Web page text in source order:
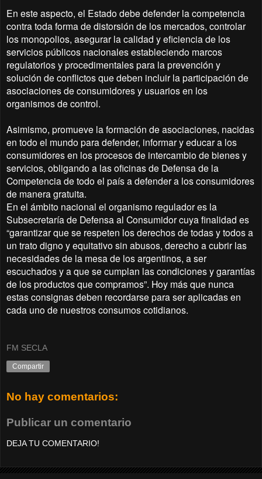
En este aspecto, el Estado debe defender la competencia
contra toda forma de distorsión de los mercados, controlar
los monopolios, asegurar la calidad y eficiencia de los
servicios públicos nacionales estableciendo marcos
regulatorios y procedimentales para la prevención y
solución de conflictos que deben incluir la participación de
asociaciones de consumidores y usuarios en los
organismos de control.
Asimismo, promueve la formación de asociaciones, nacidas
en todo el mundo para defender, informar y educar a los
consumidores en los procesos de intercambio de bienes y
servicios, obligando a las oficinas de Defensa de la
Competencia de todo el país a defender a los consumidores
de manera gratuita.
En el ámbito nacional el organismo regulador es la
Subsecretaría de Defensa al Consumidor cuya finalidad es
“garantizar que se respeten los derechos de todas y todos a
un trato digno y equitativo sin abusos, derecho a cubrir las
necesidades de la mesa de los argentinos, a ser
escuchados y a que se cumplan las condiciones y garantías
de los productos que compramos”. Hoy más que nunca
estas consignas deben recordarse para ser aplicadas en
cada uno de nuestros consumos cotidianos.
FM SECLA
Compartir
No hay comentarios:
Publicar un comentario
DEJA TU COMENTARIO!